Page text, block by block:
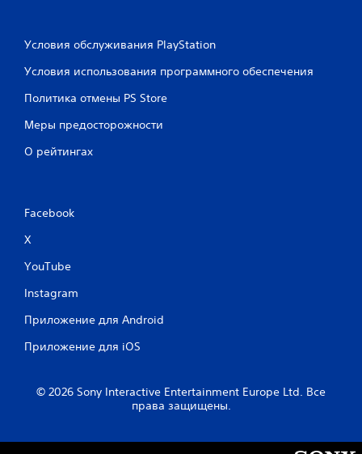
Условия обслуживания PlayStation
Условия использования программного обеспечения
Политика отмены PS Store
Меры предосторожности
О рейтингах
Facebook
X
YouTube
Instagram
Приложение для Android
Приложение для iOS
© 2026 Sony Interactive Entertainment Europe Ltd. Все
права защищены.